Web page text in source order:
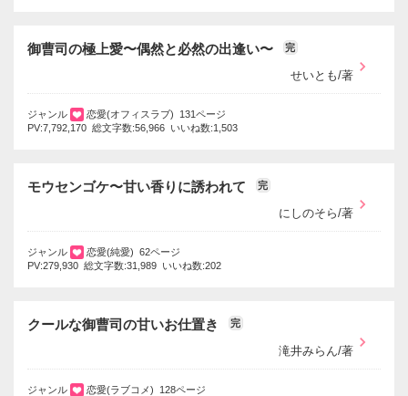
御曹司の極上愛〜偶然と必然の出逢い〜 完
せいとも/著
ジャンル
恋愛(オフィスラブ) 131ページ
PV:7,792,170 総文字数:56,966 いいね数:1,503
モウセンゴケ〜甘い香りに誘われて 完
にしのそら/著
ジャンル
恋愛(純愛) 62ページ
PV:279,930 総文字数:31,989 いいね数:202
クールな御曹司の甘いお仕置き 完
滝井みらん/著
ジャンル
恋愛(ラブコメ) 128ページ